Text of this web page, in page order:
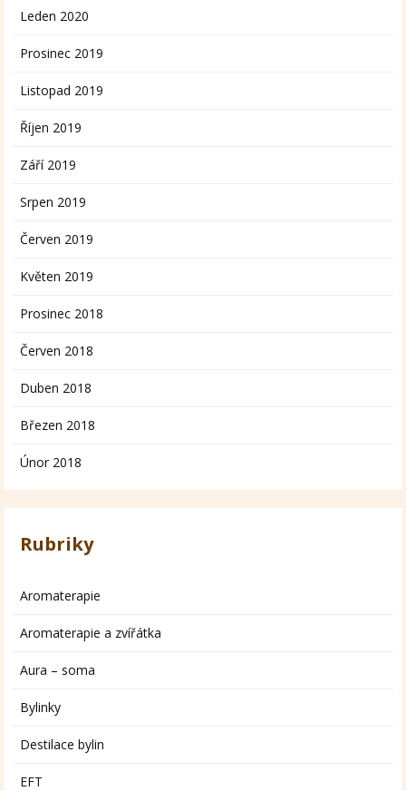
Leden 2020
Prosinec 2019
Listopad 2019
Říjen 2019
Září 2019
Srpen 2019
Červen 2019
Květen 2019
Prosinec 2018
Červen 2018
Duben 2018
Březen 2018
Únor 2018
Rubriky
Aromaterapie
Aromaterapie a zvířátka
Aura – soma
Bylinky
Destilace bylin
EFT